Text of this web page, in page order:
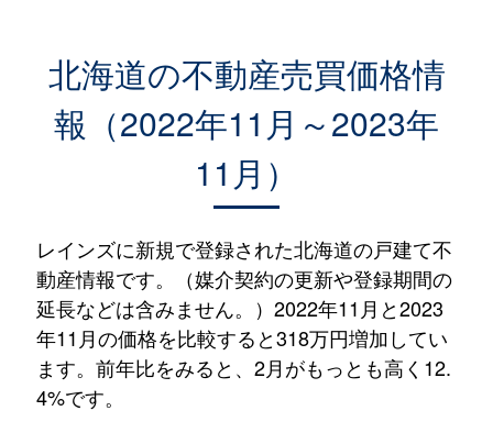
北海道の不動産売買価格情
報（2022年11月～2023年
11月）
レインズに新規で登録された北海道の戸建て不
動産情報です。（媒介契約の更新や登録期間の
延長などは含みません。）2022年11月と2023
年11月の価格を比較すると318万円増加してい
ます。前年比をみると、2月がもっとも高く12.
4%です。